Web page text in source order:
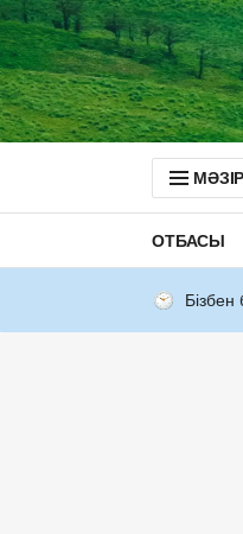
МӘЗІР
ОТБАСЫ
Бізбен